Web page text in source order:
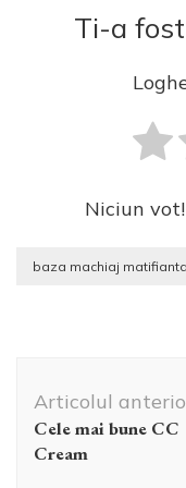
Ti-a
Niciun
baza machiaj matifianta
în
articole
Articolul
Cele mai bune CC
Cream